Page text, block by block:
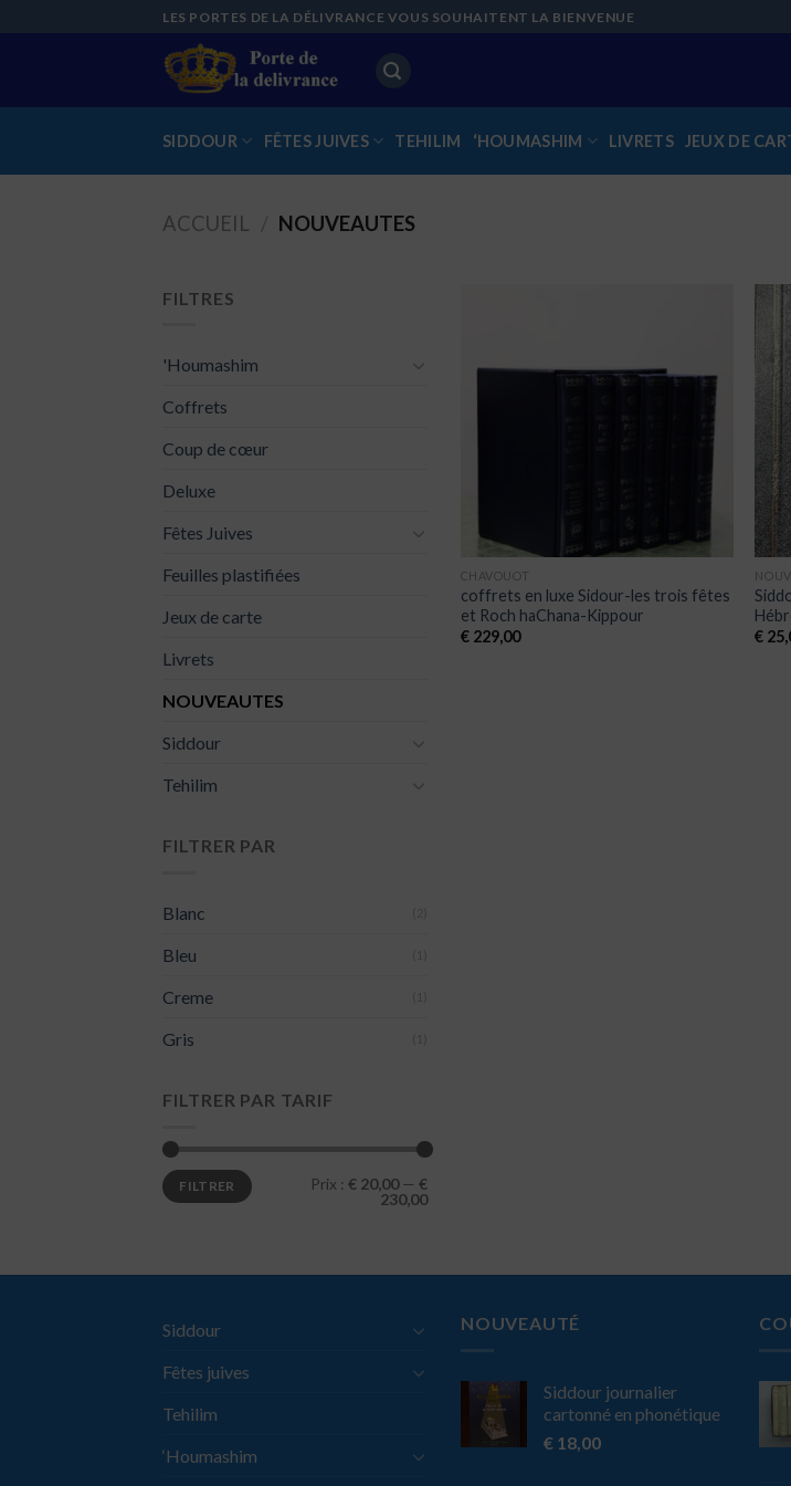
LES PORTES DE LA DÉLIVRANCE VOUS SOUHAITENT LA BIENVENUE
SIDDOUR FÊTES JUIVES TEHILIM ‘HOUMASHIM LIVRETS JEUX DE
ACCUEIL NOUVEAUTES
FILTRES
'Houmashim
Coffrets
Coup de cœur
Deluxe
Fêtes Juives
Feuilles plastifiées
Jeux de carte
Livrets
NOUVEAUTES
Siddour
Tehilim
FILTRER PAR
Blanc
Bleu
Creme
Gris
FILTRER PAR TARIF
FILTRER Prix : € 20,00— €
230,00
de
CHAVOUOT
coffrets en luxe Sidour-les trois fêtes
et Roch haChana-Kippour
€229,00
€
Siddour
Fêtes juives
Tehilim
‘Houmashim
NOUVEAUTÉ
Siddour journalier
cartonné en phonétique
€ 18,00